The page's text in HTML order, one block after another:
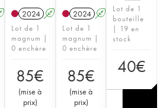
S 2024 A S
Lot de 1
magnum |
0 enchère
85€
(mise à
prix)
2024 A S
Lot de 1
magnum |
0 enchère
85€
(mise à
prix)
Lot de 1
bouteille
| 19 en
stock
40€